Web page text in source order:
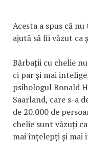
Acesta a spus că
ajută să fii văzut ca
Bărbații cu chelie
ci par și mai
psihologul Ronald
Saarland, care s-a
de 20.000 de
chelie sunt văzuți
mai înțelepți și mai